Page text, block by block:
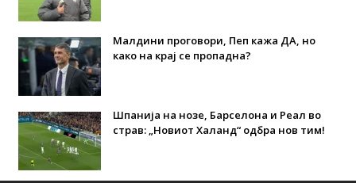
Малдини проговори, Пеп кажа ДА, но
како на крај се пропадна?
Шпанија на нозе, Барселона и Реал во
страв: „Новиот Халанд“ одбра нов тим!